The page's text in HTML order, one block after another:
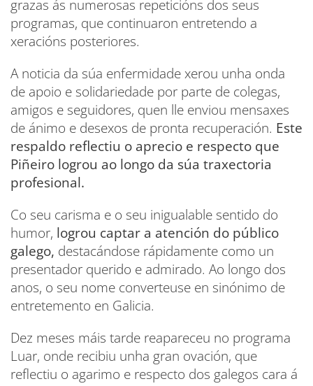
grazas ás numerosas repeticións dos seus
programas, que continuaron entretendo a
xeracións posteriores.
A noticia da súa enfermidade xerou unha onda
de apoio e solidariedade por parte de colegas,
amigos e seguidores, quen lle enviou mensaxes
de ánimo e desexos de pronta recuperación. Este
respaldo reflectiu o aprecio e respecto que
Piñeiro logrou ao longo da súa traxectoria
profesional.
Co seu carisma e o seu inigualable sentido do
humor, logrou captar a atención do público
galego, destacándose rápidamente como un
presentador querido e admirado. Ao longo dos
anos, o seu nome converteuse en sinónimo de
entretemento en Galicia.
Dez meses máis tarde reapareceu no programa
Luar, onde recibiu unha gran ovación, que
reflectiu o agarimo e respecto dos galegos cara á